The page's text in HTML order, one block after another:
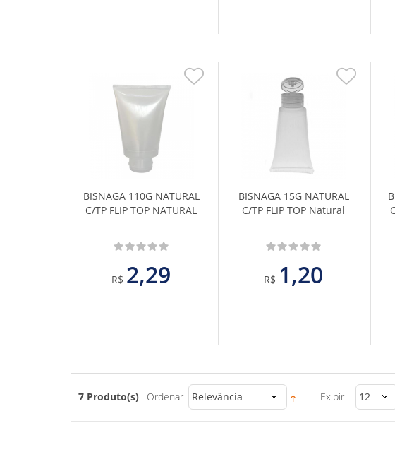
BISNAGA 110G NATURAL
C/TP FLIP TOP NATURAL
R$ 2,29
BISNAGA 15G NATURAL
C/TP FLIP TOP Natural
R$ 1,20
7 Produto(s) Ordenar Relevância Exibir 12